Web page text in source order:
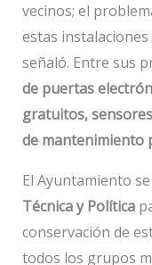
vecinos; el
estas
señaló. Entre sus
de puertas
gratuitos,
de mantenimiento
El Ayuntamiento
Técnica y Política
conservación de
todos los grupos